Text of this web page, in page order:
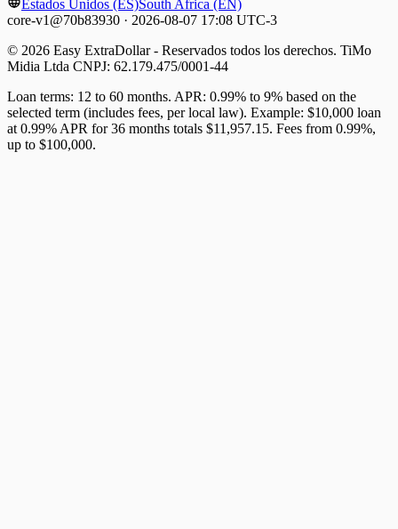
Estados Unidos (ES)South Africa (EN)
core-v1@70b83930 · 2026-08-07 17:08 UTC-3
© 2026 Easy ExtraDollar - Reservados todos los derechos. TiMo
Midia Ltda CNPJ: 62.179.475/0001-44
Loan terms: 12 to 60 months. APR: 0.99% to 9% based on the
selected term (includes fees, per local law). Example: $10,000 loan
at 0.99% APR for 36 months totals $11,957.15. Fees from 0.99%,
up to $100,000.